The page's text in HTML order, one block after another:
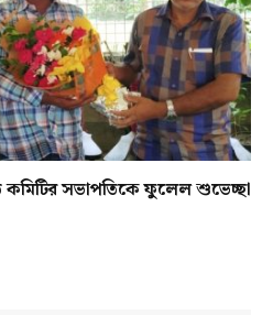
কমিটির সভাপতিকে ফুলেল শুভেচ্ছা